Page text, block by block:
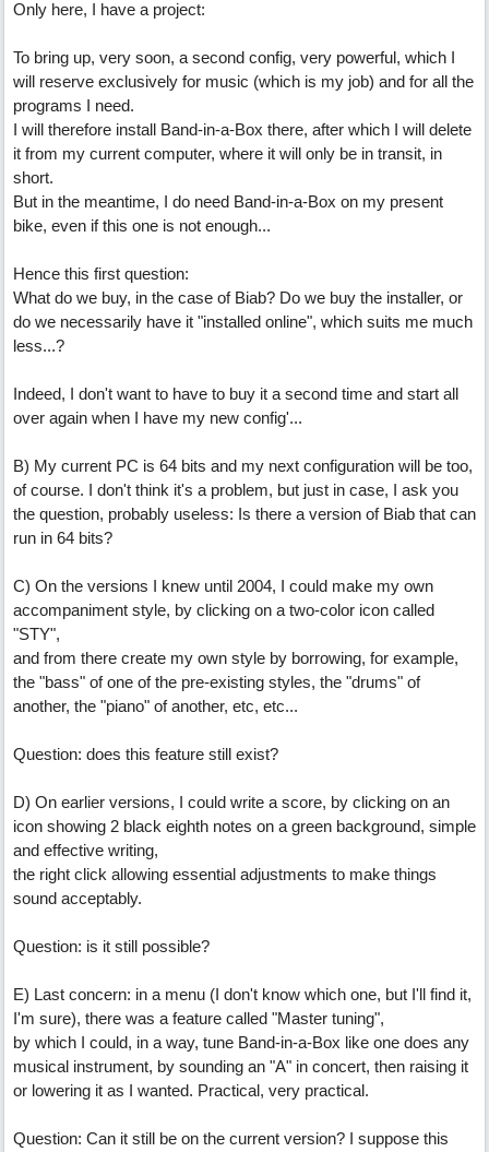
Only here, I have a project:
To bring up, very soon, a second config, very powerful, which I
will reserve exclusively for music (which is my job) and for all the
programs I need.
I will therefore install Band-in-a-Box there, after which I will delete
it from my current computer, where it will only be in transit, in
short.
But in the meantime, I do need Band-in-a-Box on my present
bike, even if this one is not enough...
Hence this first question:
What do we buy, in the case of Biab? Do we buy the installer, or
do we necessarily have it "installed online", which suits me much
less...?
Indeed, I don't want to have to buy it a second time and start all
over again when I have my new config'...
B) My current PC is 64 bits and my next configuration will be too,
of course. I don't think it's a problem, but just in case, I ask you
the question, probably useless: Is there a version of Biab that can
run in 64 bits?
C) On the versions I knew until 2004, I could make my own
accompaniment style, by clicking on a two-color icon called
"STY",
and from there create my own style by borrowing, for example,
the "bass" of one of the pre-existing styles, the "drums" of
another, the "piano" of another, etc, etc...
Question: does this feature still exist?
D) On earlier versions, I could write a score, by clicking on an
icon showing 2 black eighth notes on a green background, simple
and effective writing,
the right click allowing essential adjustments to make things
sound acceptably.
Question: is it still possible?
E) Last concern: in a menu (I don't know which one, but I'll find it,
I'm sure), there was a feature called "Master tuning",
by which I could, in a way, tune Band-in-a-Box like one does any
musical instrument, by sounding an "A" in concert, then raising it
or lowering it as I wanted. Practical, very practical.
Question: Can it still be on the current version? I suppose this